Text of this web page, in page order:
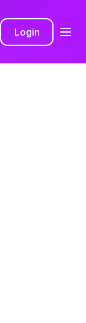
Login